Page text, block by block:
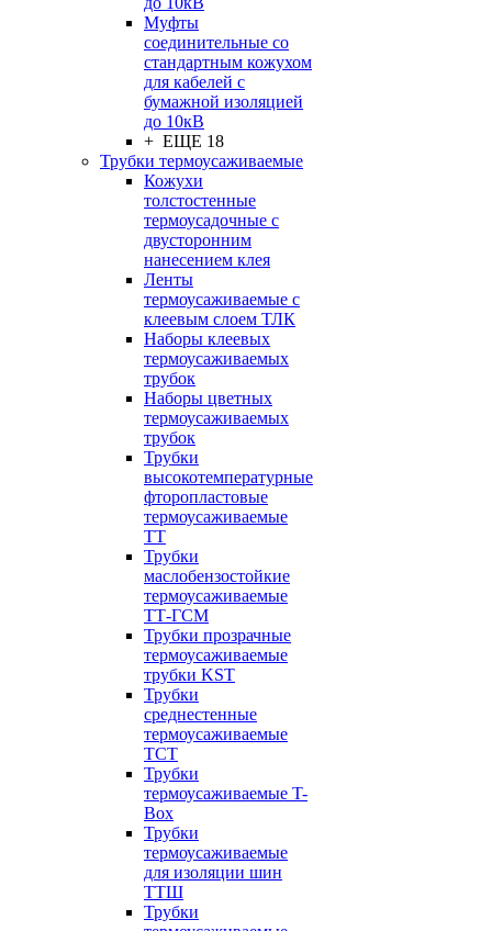
Муфты
соединительные со
стандартным кожухом
для кабелей с
бумажной изоляцией
до 10кВ
+ ЕЩЕ 18
Трубки термоусаживаемые
Кожухи
толстостенные
термоусадочные с
двусторонним
нанесением клея
Ленты
термоусаживаемые с
клеевым слоем ТЛК
Наборы клеевых
термоусаживаемых
трубок
Наборы цветных
термоусаживаемых
трубок
Трубки
высокотемпературные
фторопластовые
термоусаживаемые
ТТ
Трубки
маслобензостойкие
термоусаживаемые
ТТ-ГСМ
Трубки прозрачные
термоусаживаемые
трубки KST
Трубки
среднестенные
термоусаживаемые
ТСТ
Трубки
термоусаживаемые T-
Box
Трубки
термоусаживаемые
для изоляции шин
ТТШ
Трубки